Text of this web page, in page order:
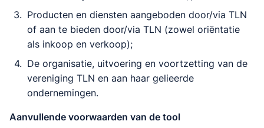
Producten en diensten aangeboden door/via TLN
of aan te bieden door/via TLN (zowel oriëntatie
als inkoop en verkoop);
De organisatie, uitvoering en voortzetting van de
vereniging TLN en aan haar gelieerde
ondernemingen.
Aanvullende voorwaarden van de tool